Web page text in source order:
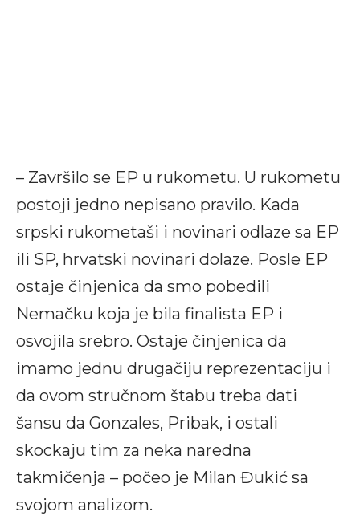
– Završilo se EP u rukometu. U rukometu
postoji jedno nepisano pravilo. Kada
srpski rukometaši i novinari odlaze sa EP
ili SP, hrvatski novinari dolaze. Posle EP
ostaje činjenica da smo pobedili
Nemačku koja je bila finalista EP i
osvojila srebro. Ostaje činjenica da
imamo jednu drugačiju reprezentaciju i
da ovom stručnom štabu treba dati
šansu da Gonzales, Pribak, i ostali
skockaju tim za neka naredna
takmičenja – počeo je Milan Đukić sa
svojom analizom.